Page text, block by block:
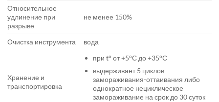
Относительное
удлинение при
разрыве
не менее 150%
Очистка инструмента вода
Хранение и
транспортировка
при t° от +5°С до +35°С
выдерживает 5 циклов
замораживания-оттаивания либо
однократное нециклическое
замораживание на срок до 30 суток